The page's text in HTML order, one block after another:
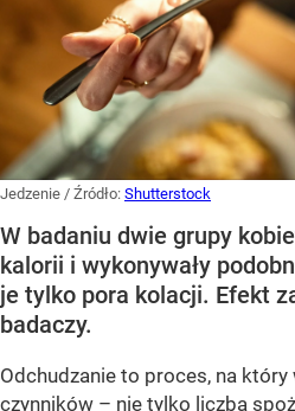
Jedzenie / Źródło: Shutterstock
W badaniu dwie grupy
kalorii i wykonywały
je tylko pora kolacji. Efekt
badaczy.
Odchudzanie to proces, na który
czynników – nie tylko liczba